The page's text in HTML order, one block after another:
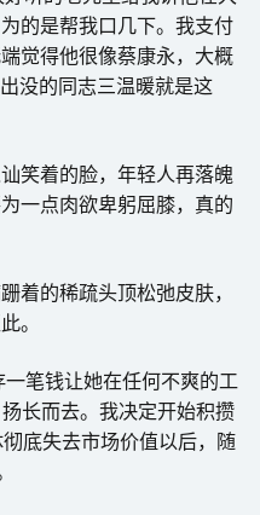
的是帮我口几下。我支付
觉得他很像蔡康永，大概
没的同志三温暖就是这
笑着的脸，年轻人再落魄
一点肉欲卑躬屈膝，真的
着的稀疏头顶松弛皮肤，
。
笔钱让她在任何不爽的工
长而去。我决定开始积攒
底失去市场价值以后，随